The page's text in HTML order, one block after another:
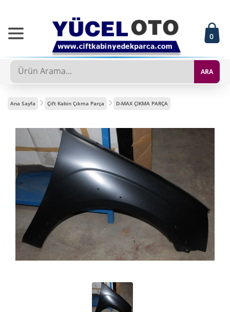
0
ARA
Ana Sayfa Çift Kabin Çıkma Parça D-MAX ÇIKMA PARÇA